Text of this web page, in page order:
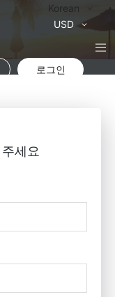
Language
Korean
USD
로그인
세요